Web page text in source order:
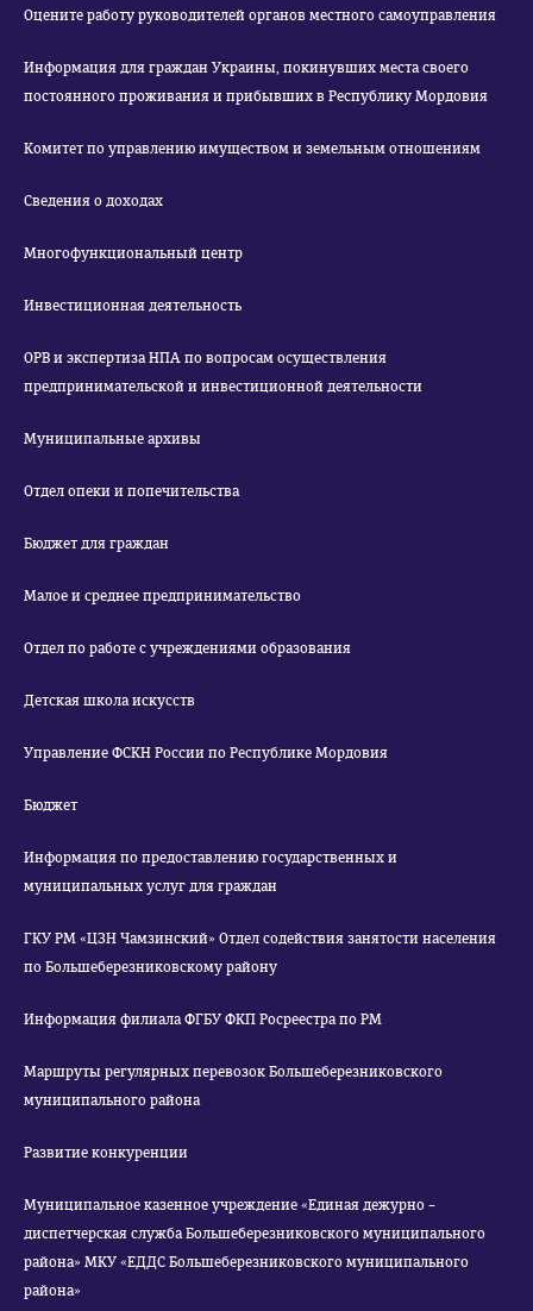
Оцените работу руководителей органов местного самоуправления
Информация для граждан Украины, покинувших места своего
постоянного проживания и прибывших в Республику Мордовия
Комитет по управлению имуществом и земельным отношениям
Сведения о доходах
Многофункциональный центр
Инвестиционная деятельность
ОРВ и экспертиза НПА по вопросам осуществления
предпринимательской и инвестиционной деятельности
Муниципальные архивы
Отдел опеки и попечительства
Бюджет для граждан
Малое и среднее предпринимательство
Отдел по работе с учреждениями образования
Детская школа искусств
Управление ФСКН России по Республике Мордовия
Бюджет
Информация по предоставлению государственных и
муниципальных услуг для граждан
ГКУ РМ «ЦЗН Чамзинский» Отдел содействия занятости населения
по Большеберезниковскому району
Информация филиала ФГБУ ФКП Росреестра по РМ
Маршруты регулярных перевозок Большеберезниковского
муниципального района
Развитие конкуренции
Муниципальное казенное учреждение «Единая дежурно –
диспетчерская служба Большеберезниковского муниципального
района» МКУ «ЕДДС Большеберезниковского муниципального
района»